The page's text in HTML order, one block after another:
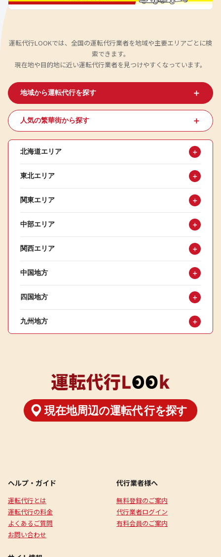
運転代行LOOKでは、全国の運転代行業者を地域や主要エリアごとに検
索できます。
現在地や目的地に近い運転代行業者を見つけやすくなっています。
地域から運転代行を探す ＋
人気の繁華街から探す ＋
北海道エリア ＋
東北エリア ＋
関東エリア ＋
中部エリア ＋
関西エリア ＋
中国地方 ＋
四国地方 ＋
九州地方 ＋
ヘルプ・ガイド
運転代行とは
運転代行の料金
よくあるご質問
お問い合わせ
代行業者様へ
無料登録のご案内
代行業者ログイン
有料会員のご案内